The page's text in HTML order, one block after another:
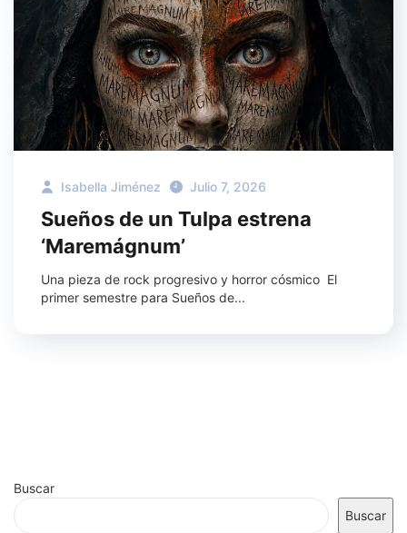
Isabella Jiménez Julio 7, 2026
Sueños de un Tulpa estrena
‘Maremágnum’
Una pieza de rock progresivo y horror cósmico El
primer semestre para Sueños de...
Buscar
Buscar